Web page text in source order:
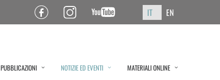
Pagina Facebook ISPFPagina Instagram ISPFCanale YouTube ISPF IT EN
PUBBLICAZIONI NOTIZIE ED EVENTI MATERIALI ONLINE